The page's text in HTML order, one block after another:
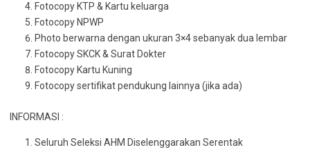
Fotocopy KTP & Kartu keluarga
Fotocopy NPWP
Photo berwarna dengan ukuran 3×4 sebanyak dua lembar
Fotocopy SKCK & Surat Dokter
Fotocopy Kartu Kuning
Fotocopy sertifikat pendukung lainnya (jika ada)
INFORMASI :
Seluruh Seleksi AHM Diselenggarakan Serentak